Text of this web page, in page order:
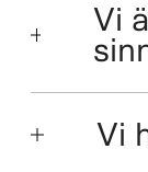
Vi
Vi